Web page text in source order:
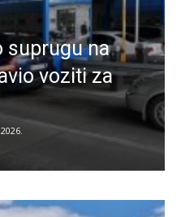
suprugu na
voziti za